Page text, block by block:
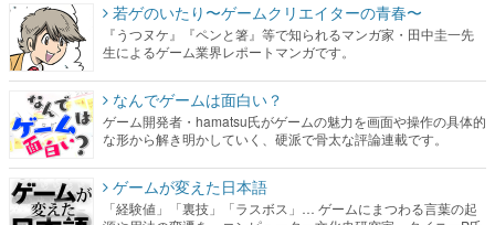
若ゲのいたり〜ゲームクリエイターの青春〜
『うつヌケ』『ペンと箸』等で知られるマンガ家・田中圭一先
生によるゲーム業界レポートマンガです。
なんでゲームは面白い？
ゲーム開発者・hamatsu氏がゲームの魅力を画面や操作の具体的
な形から解き明かしていく、硬派で骨太な評論連載です。
ゲームが変えた日本語
「経験値」「裏技」「ラスボス」… ゲームにまつわる言葉の起